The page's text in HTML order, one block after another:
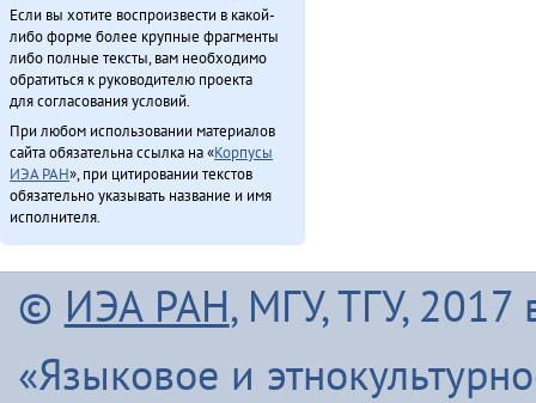
Если вы хотите воспроизвести в какой-
либо форме более крупные фрагменты
либо полные тексты, вам необходимо
обратиться к руководителю проекта
для согласования условий.
При любом использовании материалов
сайта обязательна ссылка на «Корпусы
ИЭА РАН», при цитировании текстов
обязательно указывать название и имя
исполнителя.
© ИЭА РАН, МГУ, ТГУ, 2017
«Языковое и